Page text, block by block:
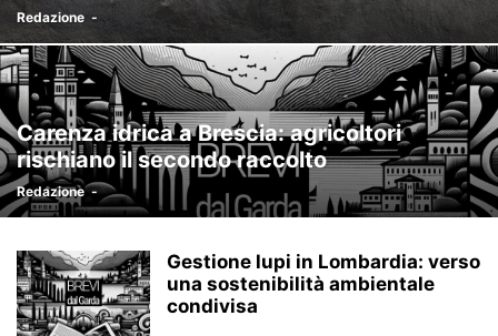
Redazione -
Carenza idrica a Brescia: agricoltori
rischiano il secondo raccolto
Redazione -
Gestione lupi in Lombardia: verso
una sostenibilità ambientale
condivisa